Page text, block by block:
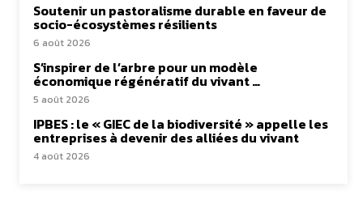
Soutenir un pastoralisme durable en faveur de
socio-écosystèmes résilients
6 août 2026
S’inspirer de l’arbre pour un modèle
économique régénératif du vivant …
5 août 2026
IPBES : le « GIEC de la biodiversité » appelle les
entreprises à devenir des alliées du vivant
4 août 2026